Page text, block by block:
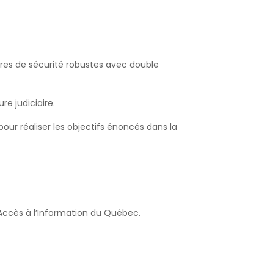
de sécurité robustes avec double
judiciaire.
réaliser les objectifs énoncés dans la
à l’Information du Québec.